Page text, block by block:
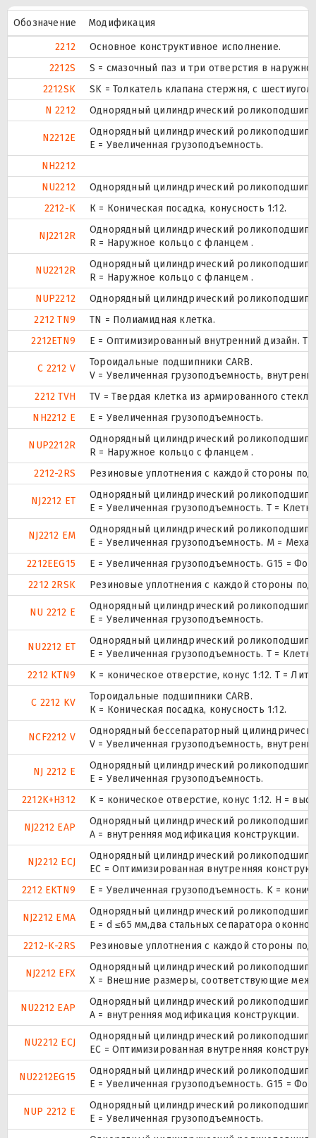
Обозначение
Модификация
2212
Основное конструктивное исполнение.
2212S
S = смазочный паз и три отверстия в
2212SK
SK = Толкатель клапана стержня, с
N 2212
Однорядный цилиндрический
N2212E
Однорядный цилиндрический
Е = Увеличенная грузоподъемность.
NH2212
NU2212
Однорядный цилиндрический
2212-K
К = Коническая посадка, конусность 1:12.
NJ2212R
Однорядный цилиндрический
R = Наружное кольцо с фланцем .
NU2212R
Однорядный цилиндрический
R = Наружное кольцо с фланцем .
NUP2212
Однорядный цилиндрический
2212 TN9
TN = Полиамидная клетка.
2212ETN9
E = Оптимизированный внутренний дизайн.
C 2212 V
Тороидальные подшипники CARB.
V = Увеличенная грузоподъемность,
2212 TVH
TV = Твердая клетка из армированного
NH2212 E
Е = Увеличенная грузоподъемность.
NUP2212R
Однорядный цилиндрический
R = Наружное кольцо с фланцем .
2212-2RS
Резиновые уплотнения с каждой стороны
NJ2212 ET
Однорядный цилиндрический
E = Увеличенная грузоподъемность. T =
NJ2212 EM
Однорядный цилиндрический
E = Увеличенная грузоподъемность. М =
2212EEG15
E = Увеличенная грузоподъемность. G15 =
2212 2RSK
Резиновые уплотнения с каждой стороны
NU 2212 E
Однорядный цилиндрический
Е = Увеличенная грузоподъемность.
NU2212 ET
Однорядный цилиндрический
E = Увеличенная грузоподъемность. T =
2212 KTN9
K = коническое отверстие, конус 1:12. T =
C 2212 KV
Тороидальные подшипники CARB.
К = Коническая посадка, конусность 1:12.
NCF2212 V
Однорядный бессепараторный
V = Увеличенная грузоподъемность,
NJ 2212 E
Однорядный цилиндрический
Е = Увеличенная грузоподъемность.
2212K+H312
K = коническое отверстие, конус 1:12. H =
NJ2212 EAP
Однорядный цилиндрический
A = внутренняя модификация конструкции.
NJ2212 ECJ
Однорядный цилиндрический
EC = Оптимизированная внутренняя
2212 EKTN9
E = Увеличенная грузоподъемность. K =
NJ2212 EMA
Однорядный цилиндрический
E = d ≤65 мм,два стальных сепаратора
2212-K-2RS
Резиновые уплотнения с каждой стороны
NJ2212 EFX
Однорядный цилиндрический
X = Внешние размеры, соответствующие
NU2212 EAP
Однорядный цилиндрический
A = внутренняя модификация конструкции.
NU2212 ECJ
Однорядный цилиндрический
EC = Оптимизированная внутренняя
NU2212EG15
Однорядный цилиндрический
E = Увеличенная грузоподъемность. G15 =
NUP 2212 E
Однорядный цилиндрический
Е = Увеличенная грузоподъемность.